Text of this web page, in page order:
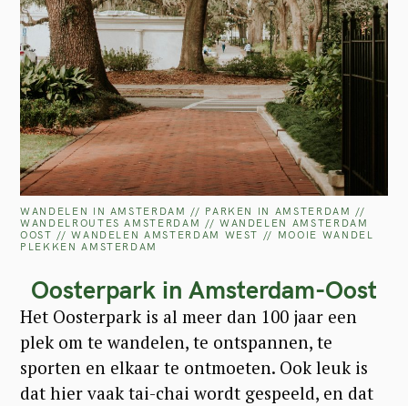
WANDELEN IN AMSTERDAM // PARKEN IN AMSTERDAM //
WANDELROUTES AMSTERDAM // WANDELEN AMSTERDAM
OOST // WANDELEN AMSTERDAM WEST // MOOIE WANDEL
PLEKKEN AMSTERDAM
Oosterpark in Amsterdam-Oost
Het Oosterpark is al meer dan 100 jaar een
plek om te wandelen, te ontspannen, te
sporten en elkaar te ontmoeten. Ook leuk is
dat hier vaak tai-chai wordt gespeeld, en dat